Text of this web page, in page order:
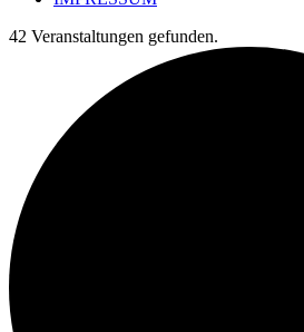
42 Veranstaltungen gefunden.